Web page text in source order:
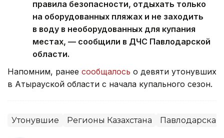
правила безопасности, отдыхать только
на оборудованных пляжах и не заходить
в воду в необорудованных для купания
местах, — сообщили в ДЧС Павлодарской
области.
Напомним, ранее сообщалось о девяти утонувших
в Атырауской области с начала купального сезон.
Утонувшие Регионы Казахстана Павлодарская